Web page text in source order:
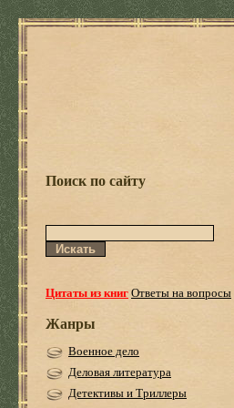
Поиск по сайту
Цитаты из книгОтветы на вопросы
Жанры
Военное дело
Деловая литература
Детективы и Триллеры